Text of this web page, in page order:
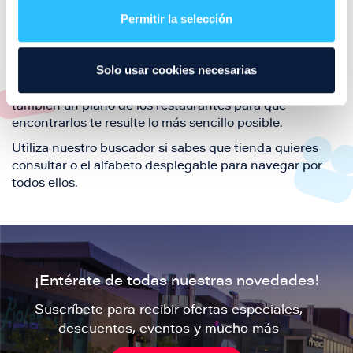
Permitir la selección
Solo usar cookies necesarias
también de nuestra oferta de ocio y shopping durante
podrás encontrar toda la información necesaria de
cada una de nuestras marcas. Sus datos de contacto y
también un plano de los restaurantes para que
encontrarlos te resulte lo más sencillo posible.
Utiliza nuestro buscador si sabes que tienda quieres
consultar o el alfabeto desplegable para navegar por
todos ellos.
¡Entérate de todas nuestras novedades!
Suscríbete para recibir ofertas especiales,
descuentos, eventos y mucho más